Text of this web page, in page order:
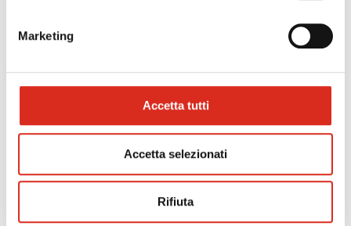
Marketing
Accetta tutti
Accetta selezionati
Rifiuta
della voce a).
AGEVOLAZIONE
Contributo a fondo perduto fino al 50% delle
spese ammesse, fino ad un massimo di 200.000
euro. L’importo minimo del progetto deve essere pari ad
almeno 80.000 euro.
SCADENZA